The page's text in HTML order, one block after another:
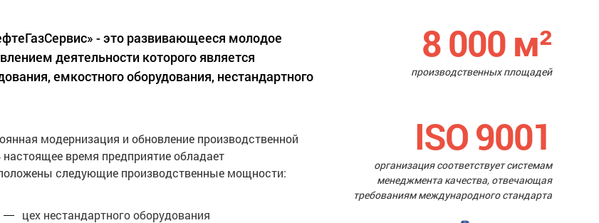
- это развивающееся молодое
деятельности которого является
емкостного оборудования, нестандартного
модернизация и обновление производственной
время предприятие обладает
следующие производственные мощности:
цех нестандартного оборудования
8 000м²
производственных площадей
ISO 9001
организация соответствует системам
менеджмента качества, отвечающая
требованиям международного стандарта